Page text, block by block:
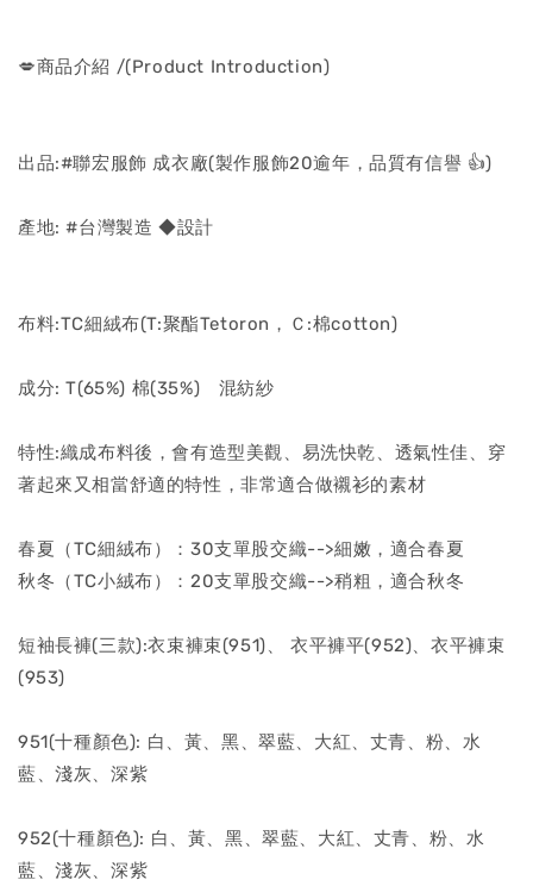
💋商品介紹 /(Product Introduction)
出品:#聯宏服飾 成衣廠(製作服飾20逾年，品質有信譽 👍)
產地: #台灣製造 ◆設計
布料:TC細絨布(T:聚酯Tetoron，Ｃ:棉cotton)
成分: T(65%) 棉(35%) 混紡紗
特性:織成布料後，會有造型美觀、易洗快乾、透氣性佳、穿
著起來又相當舒適的特性，非常適合做襯衫的素材
春夏（TC細絨布）：30支單股交織-->細嫩，適合春夏
秋冬（TC小絨布）：20支單股交織-->稍粗，適合秋冬
短袖長褲(三款):衣束褲束(951)、 衣平褲平(952)、衣平褲束
(953)
951(十種顏色): 白、黃、黑、翠藍、大紅、丈青、粉、水
藍、淺灰、深紫
952(十種顏色): 白、黃、黑、翠藍、大紅、丈青、粉、水
藍、淺灰、深紫